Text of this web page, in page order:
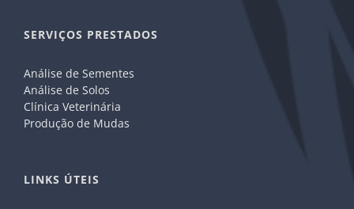
SERVIÇOS PRESTADOS
Análise de Sementes
Análise de Solos
Clínica Veterinária
Produção de Mudas
LINKS ÚTEIS